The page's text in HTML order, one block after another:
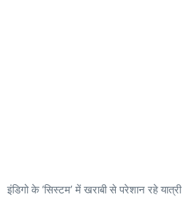
इंडिगो के ‘सिस्टम’ में खराबी से परेशान रहे यात्री